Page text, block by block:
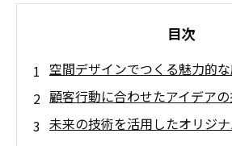
目次
空間デザインでつくる魅力的
顧客行動に合わせたアイデア
未来の技術を活用したオリジ